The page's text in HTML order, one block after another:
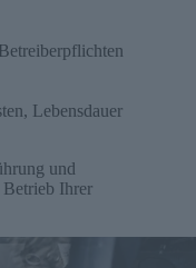
Lebensdauer
und
Betrieb Ihrer